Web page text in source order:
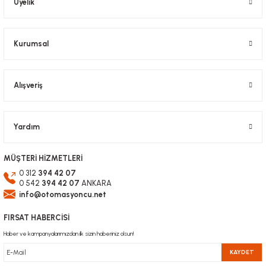
Üyelik
Kurumsal
Alışveriş
Yardım
MÜŞTERİ HİZMETLERİ
0 312 394 42 07
0 542 394 42 07 ANKARA
info@otomasyoncu.net
FIRSAT HABERCİSİ
Haber ve kampanyalarımızdan ilk sizin haberiniz olsun!
KAYDET